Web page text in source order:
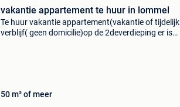
vakantie appartement te huur in lommel
Te huur vakantie appartement(vakantie of tijdelijk
verblijf( geen domicilie)op de 2deverdieping er is
50 m² of meer